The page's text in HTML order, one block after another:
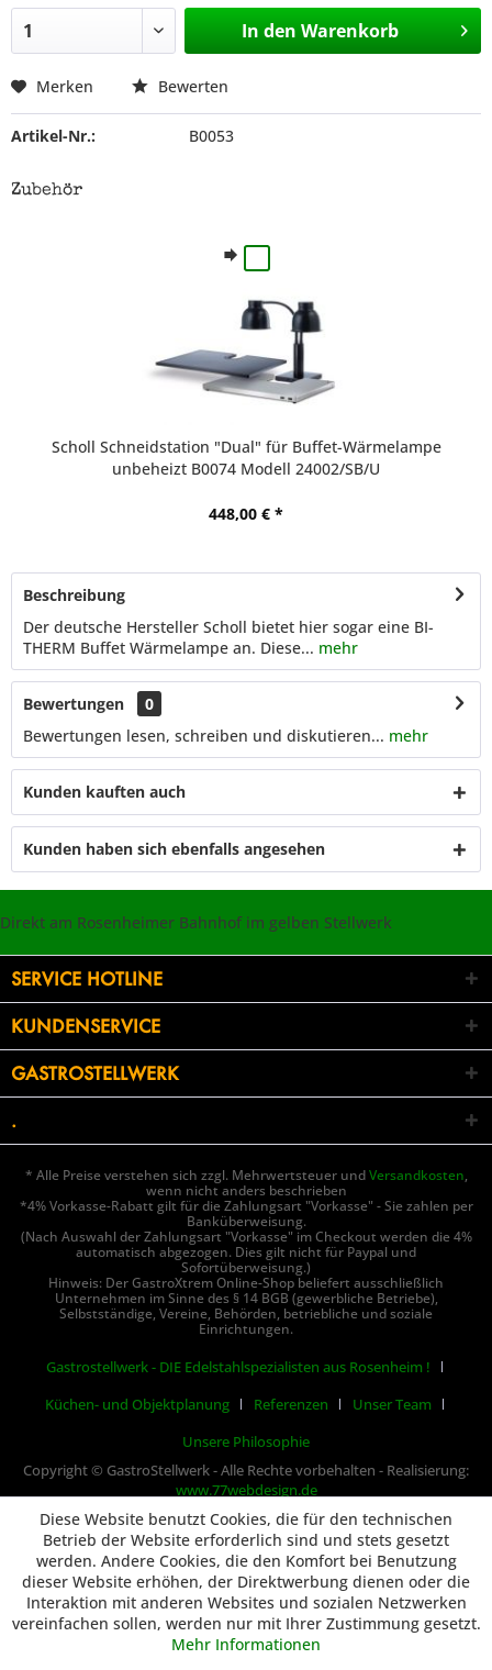
In den Warenkorb
Merken Bewerten
Artikel-Nr.: B0053
Zubehör
Scholl Schneidstation "Dual" für Buffet-Wärmelampe
unbeheizt B0074 Modell 24002/SB/U
448,00 € *
Beschreibung
Der deutsche Hersteller Scholl bietet hier sogar eine BI-
THERM Buffet Wärmelampe an. Diese... mehr
Bewertungen
0
Bewertungen lesen, schreiben und diskutieren... mehr
Kunden kauften auch
Kunden haben sich ebenfalls angesehen
Direkt am Rosenheimer Bahnhof im gelben Stellwerk
SERVICE HOTLINE
KUNDENSERVICE
GASTROSTELLWERK
.
* Alle Preise verstehen sich zzgl. Mehrwertsteuer undVersandkosten,
wenn nicht anders beschrieben
*4% Vorkasse-Rabatt gilt für die Zahlungsart "Vorkasse" - Sie zahlen per
Banküberweisung.
(Nach Auswahl der Zahlungsart "Vorkasse" im Checkout werden die 4%
automatisch abgezogen. Dies gilt nicht für Paypal und
Sofortüberweisung.)
Hinweis: Der GastroXtrem Online-Shop beliefert ausschließlich
Unternehmen im Sinne des § 14 BGB (gewerbliche Betriebe),
Selbstständige, Vereine, Behörden, betriebliche und soziale
Einrichtungen.
Gastrostellwerk - DIE Edelstahlspezialisten aus Rosenheim !
Küchen- und Objektplanung
Referenzen
Unser Team
Unsere Philosophie
Copyright © GastroStellwerk - Alle Rechte vorbehalten - Realisierung:
www.77webdesign.de
Diese Website benutzt Cookies, die für den technischen
Betrieb der Website erforderlich sind und stets gesetzt
werden. Andere Cookies, die den Komfort bei Benutzung
dieser Website erhöhen, der Direktwerbung dienen oder die
Interaktion mit anderen Websites und sozialen Netzwerken
vereinfachen sollen, werden nur mit Ihrer Zustimmung gesetzt.
Mehr Informationen